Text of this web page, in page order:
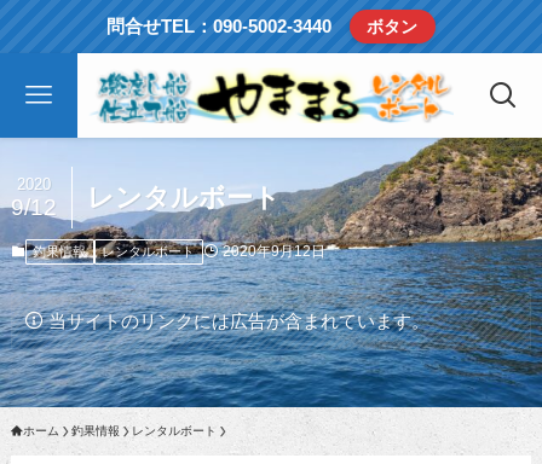
問合せTEL：090-5002-3440 ボタン
レンタルボート
2020
9/12
釣果情報 レンタルボート 2020年9月12日
当サイトのリンクには広告が含まれています。
ホーム 釣果情報 レンタルボート